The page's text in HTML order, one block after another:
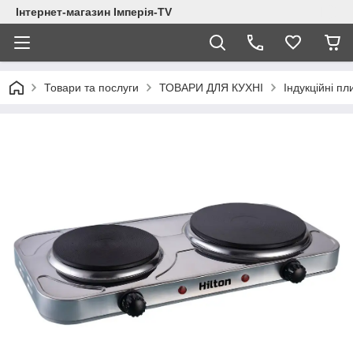
Інтернет-магазин Імперія-TV
Товари та послуги ТОВАРИ ДЛЯ КУХНІ Індукційні